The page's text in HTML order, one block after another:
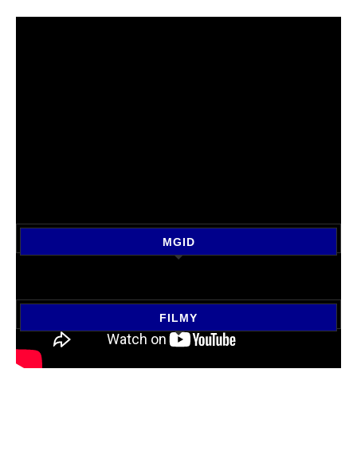
MGID
FILMY